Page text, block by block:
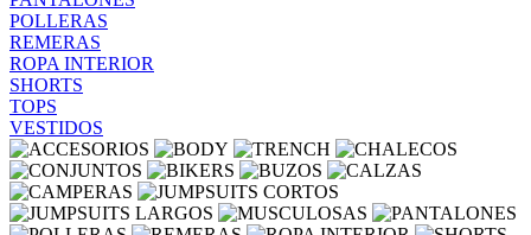
POLLERAS
REMERAS
ROPA INTERIOR
SHORTS
TOPS
VESTIDOS